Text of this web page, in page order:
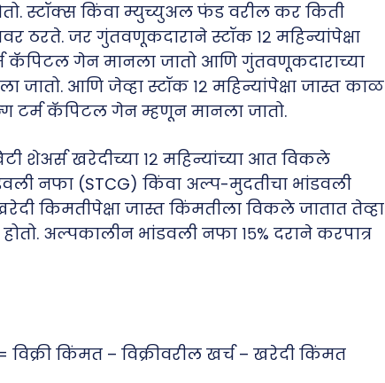
स्टॉक्स किंवा म्युच्युअल फंड वरील कर किती
ठरते. जर गुंतवणूकदाराने स्टॉक १२ महिन्यांपेक्षा
कॅपिटल गेन मानला जातो आणि गुंतवणूकदाराच्या
जातो. आणि जेव्हा स्टॉक १२ महिन्यांपेक्षा जास्त काळ
टर्म कॅपिटल गेन म्हणून मानला जातो.
शेअर्स खरेदीच्या १२ महिन्यांच्या आत विकले
नफा (STCG) किंवा अल्प-मुदतीचा भांडवली
किमतीपेक्षा जास्त किंमतीला विकले जातात तेव्हा
अल्पकालीन भांडवली नफा १५% दराने करपात्र
किंमत – विक्रीवरील खर्च – खरेदी किंमत